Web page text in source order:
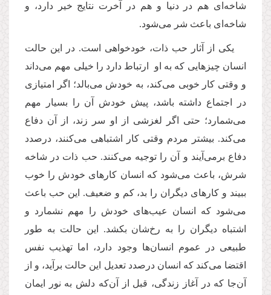
شاخه‌ای هم در دنیا و هم در آخرت نتایج خیر دارد، و
شاخه‌ای باعث شر می‌شود.
یکی از آثار حب ذات، خودخواهی است. در این حالت
انسان چیزهایی که به او ارتباط دارد را خیلی مهم می‌داند
و وقتی کار خوبی می‌کند، به خودش می‌بالد؛ اگر امتیازی
در اجتماع داشته باشد، پیش خودش آن را بسیار مهم
می‌شمارد؛ حتی اگر لغزشی از او سر زند، از آن دفاع
می‌کند. بیشتر مردم وقتی کار اشتباهی می‌کنند، درصدد
دفاع برمی‌آیند و آن را توجیه می‌کنند. حب ذات در شاخه
شرش، باعث می‌شود که انسان کارهای خودش را خوب
ببیند و کارهای دیگران را بد، کم و ضعیف. این حب باعث
می‌شود که انسان عیب‌های خودش را مهم نشمارد و
اشتباه دیگران را به رخ‌شان بکشد. این حالت به طور
طبیعی در عموم انسان‌ها وجود دارد، اما تهذیب نفس
اقتضا می‌کند که انسان درصدد تعدیل این حالت برآید، و از
آن‌جا که در آغاز زندگی، قبل از آن‌که دلش به نور ایمان